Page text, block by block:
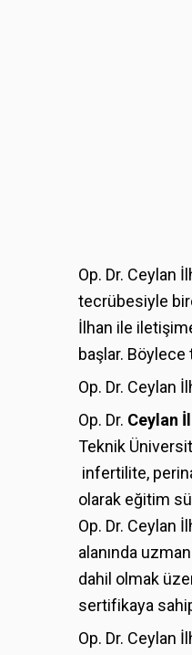
Op. Dr. Ceylan
tecrübesiyle
İlhan ile
başlar.
Op. Dr. Ceylan
Op. Dr. Ceylan
Teknik
infertilite,
olarak eğitim
Op. Dr. Ceylan
alanında
dahil olmak
sertifikaya
Op. Dr. Ceylan